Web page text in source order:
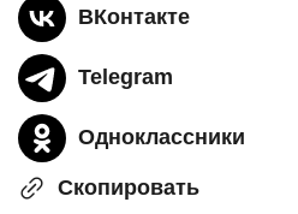
ВКонтакте
Telegram
Одноклассники
Скопировать